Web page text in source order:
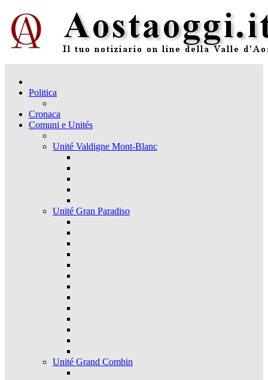
Politica
Cronaca
Comuni e Unités
Unité Valdigne Mont-Blanc
Unité Gran Paradiso
Unité Grand Combin